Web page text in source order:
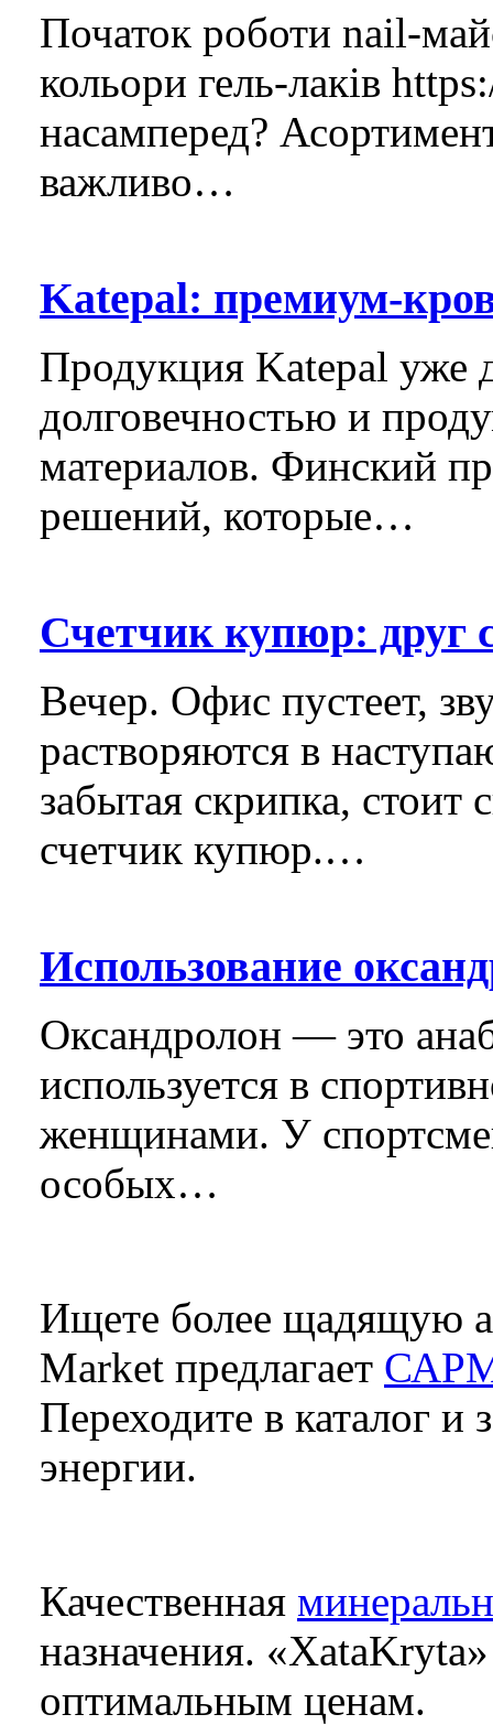
Початок роботи nail-
кольори гель-лаків
насамперед?
важливо…
Katepal: премиум-
Продукция Katepal уже
долговечностью и
материалов. Финский
решений, которые…
Счетчик купюр: друг
Вечер. Офис пустеет,
растворяются в
забытая скрипка,
счетчик купюр.…
Использование
Оксандролон — это
используется в
женщинами. У
особых…
Ищете более щадящую
Market предлагает
Переходите в каталог и
энергии.
Качественная
назначения.
оптимальным ценам.